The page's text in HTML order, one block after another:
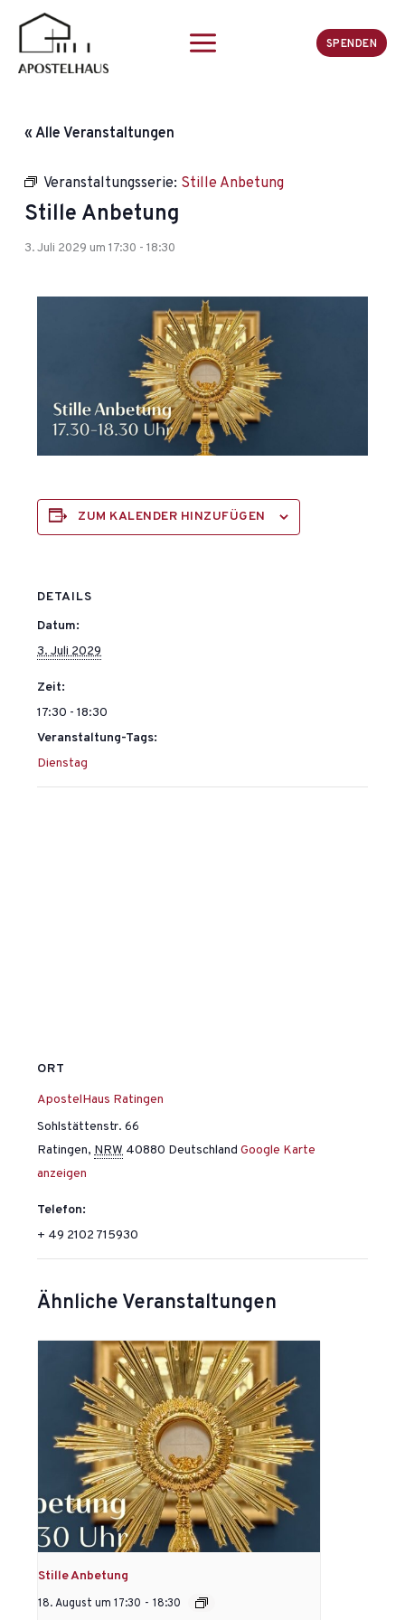
springen
SPENDEN
« Alle Veranstaltungen
Veranstaltungsserie: Stille Anbetung
Stille Anbetung
3. Juli 2029 um 17:30 -18:30
ZUM KALENDER HINZUFÜGEN
DETAILS
Datum:
3. Juli 2029
Zeit:
17:30 - 18:30
Veranstaltung-Tags:
Dienstag
ORT
ApostelHaus Ratingen
Sohlstättenstr. 66
Ratingen, NRW 40880 Deutschland Google Karte
anzeigen
Telefon:
+ 49 2102 715930
Ähnliche Veranstaltungen
Stille Anbetung
18. August um 17:30 - 18:30